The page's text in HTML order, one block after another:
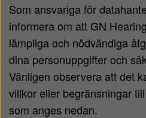
Som ansvariga för
informera om att GN
lämpliga och nödvändiga
dina personuppgifter och
Vänligen observera att det
villkor eller begränsningar
som anges nedan.